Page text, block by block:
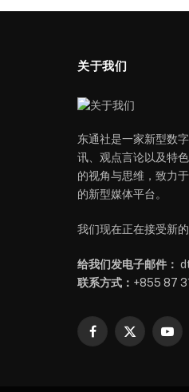
关于我们
东通社是一家新型数
讯、观点言论以及特
的视角与思维，致力
的新型媒体平台。
我们现在正在接受新的
给我们发电子邮件：
联系方式： +855 87
Facebook
X